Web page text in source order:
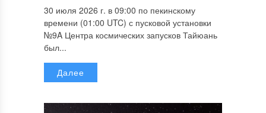
30 июля 2026 г. в 09:00 по пекинскому
времени (01:00 UTC) с пусковой установки
№9A Центра космических запусков Тайюань
был...
Далее